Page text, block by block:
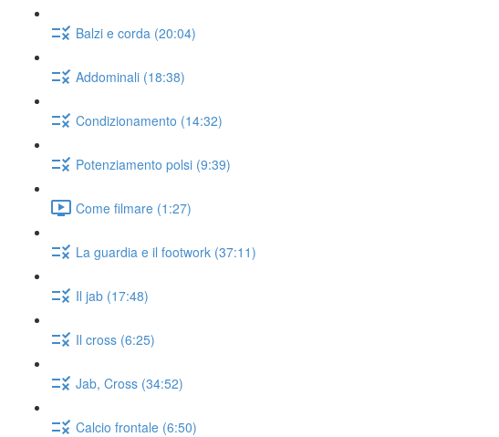
Balzi e corda (20:04)
Addominali (18:38)
Condizionamento (14:32)
Potenziamento polsi (9:39)
Come filmare (1:27)
La guardia e il footwork (37:11)
Il jab (17:48)
Il cross (6:25)
Jab, Cross (34:52)
Calcio frontale (6:50)